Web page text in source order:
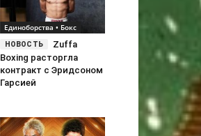
Единоборства • Бокс
Zuffa
Boxing расторгла
контракт с Эридсоном
Гарсией